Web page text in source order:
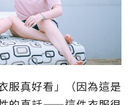
服真好看」（因為這是